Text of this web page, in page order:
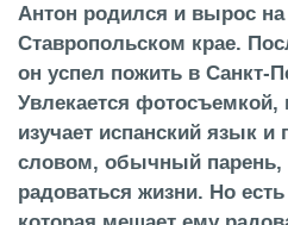
Антон родился и вырос
Ставропольском крае.
он успел пожить в Санкт-
Увлекается
изучает испанский язык
словом, обычный парень,
радоваться жизни. Но